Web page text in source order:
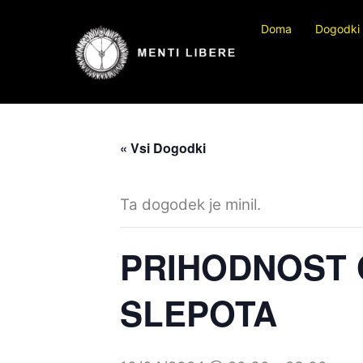
Doma Dogodki
« Vsi Dogodki
Ta dogodek je minil.
SLEPOTA